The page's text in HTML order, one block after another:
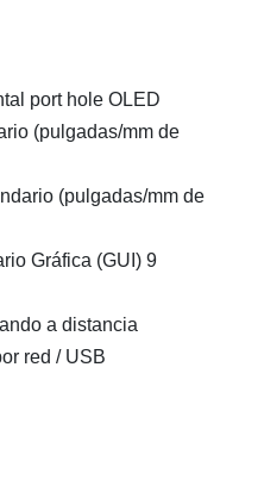
port hole OLED
(pulgadas/mm de
(pulgadas/mm de
Gráfica (GUI) 9
a distancia
red / USB